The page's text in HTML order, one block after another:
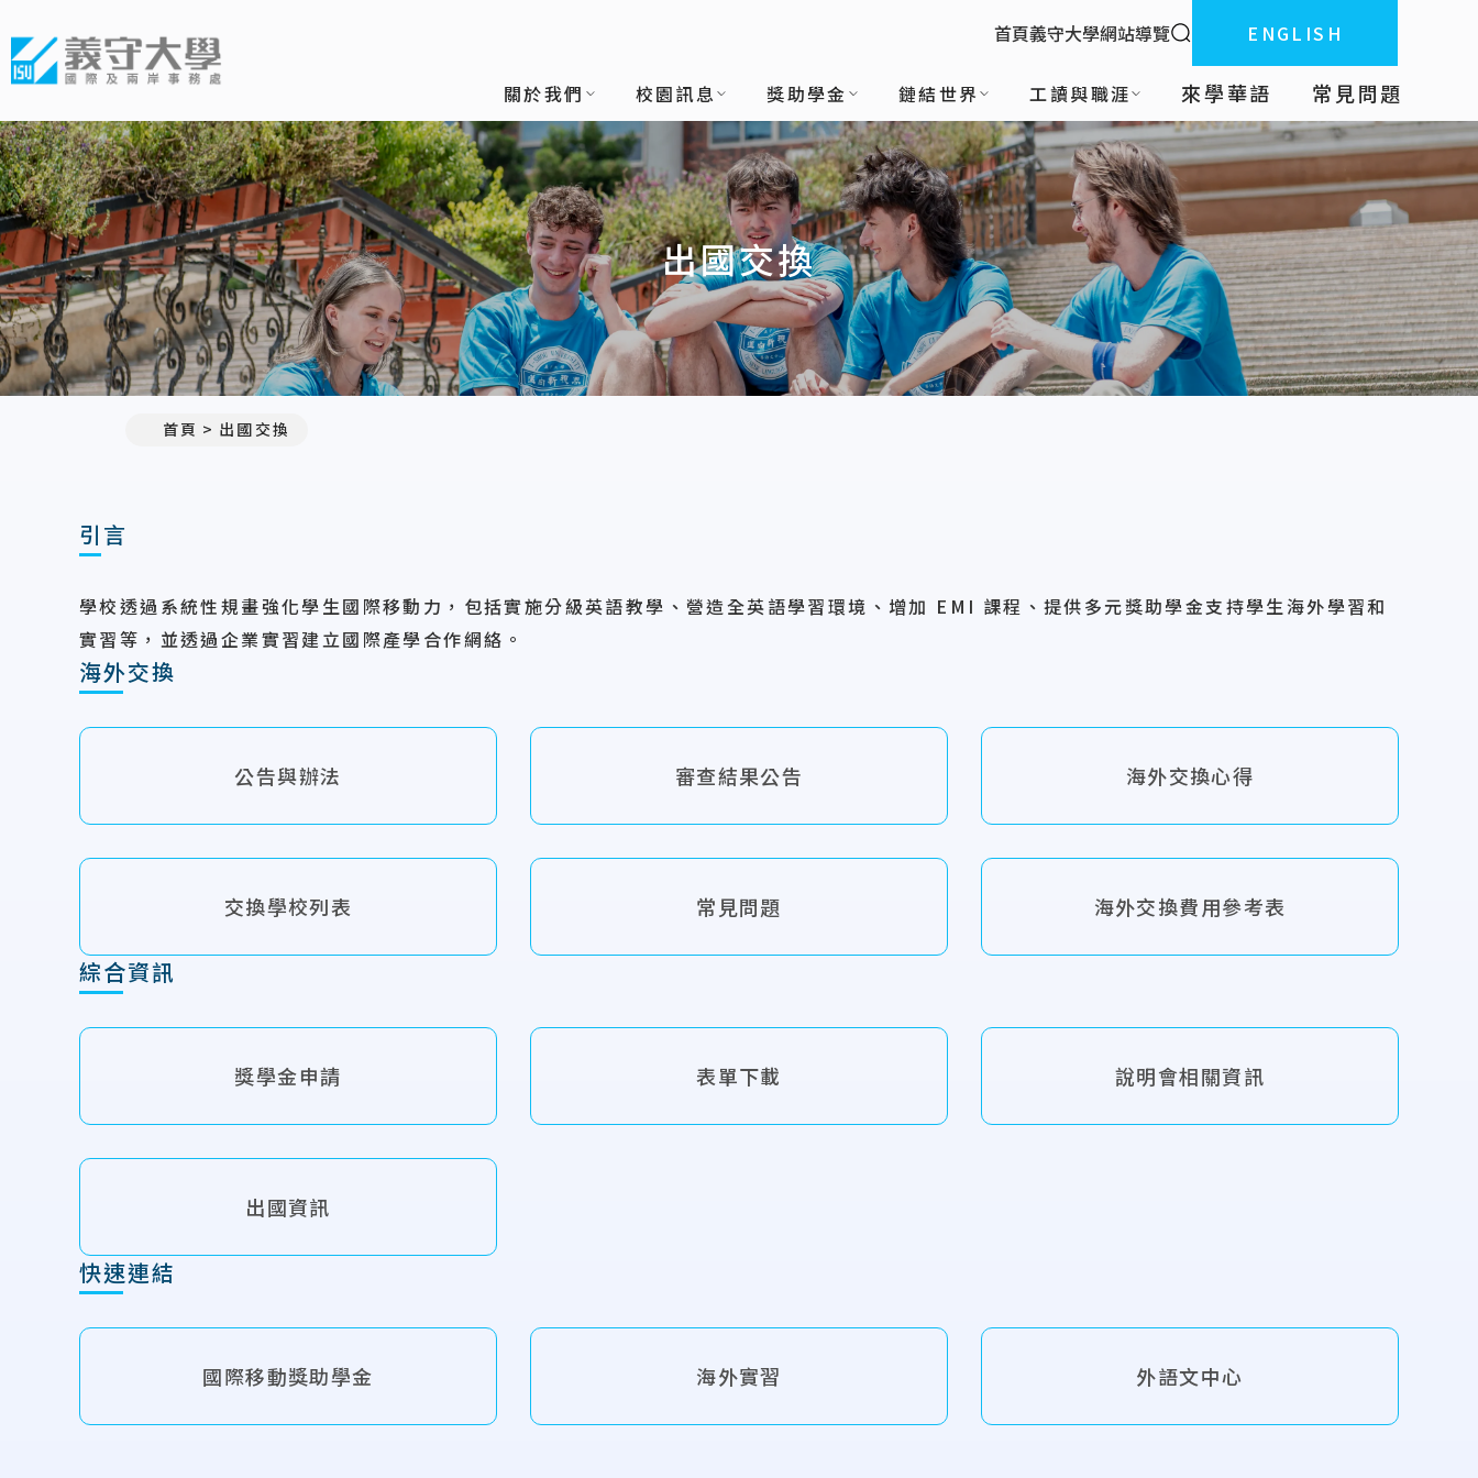
:::
首頁義守大學網站導覽 全站搜索ENGLISH
關於我們 校園訊息 獎助學金 鏈結世界 工讀與職涯 來學華語 常見問題
出國交換
首頁 出國交換
引言
學校透過系統性規畫強化學生國際移動力，包括實施分級英語教學、營造全英語學習環境、增加 EMI 課程、提供多元獎助學金支持學生海外學習和
實習等，並透過企業實習建立國際產學合作網絡。
海外交換
公告與辦法 審查結果公告 海外交換心得
交換學校列表 常見問題 海外交換費用參考表
綜合資訊
獎學金申請 表單下載 說明會相關資訊
出國資訊
快速連結
國際移動獎助學金 海外實習 外語文中心